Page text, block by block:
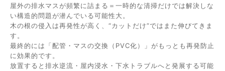
屋外の排水マスが頻繁に詰まる＝一時的な清掃だけでは解決しな
い構造的問題が潜んでいる可能性大。
木の根の侵入は再発性が高く、“カットだけ”ではまた伸びてきま
す。
最終的には「配管・マスの交換（PVC化）」がもっとも再発防止
に効果的です。
放置すると排水逆流・屋内浸水・下水トラブルへと発展する可能